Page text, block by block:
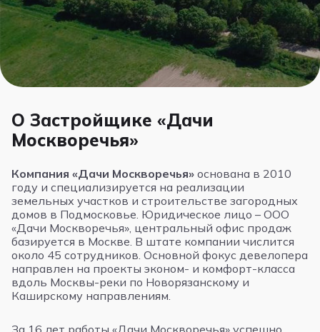
О Застройщике «Дачи
Москворечья»
Компания «Дачи Москворечья» основана в 2010
году и специализируется на реализации
земельных участков и строительстве загородных
домов в Подмосковье. Юридическое лицо – ООО
«Дачи Москворечья», центральный офис продаж
базируется в Москве. В штате компании числится
около 45 сотрудников. Основной фокус девелопера
направлен на проекты эконом- и комфорт-класса
вдоль Москвы-реки по Новорязанскому и
Каширскому направлениям.
За 16 лет работы «Дачи Москворечья» успешно